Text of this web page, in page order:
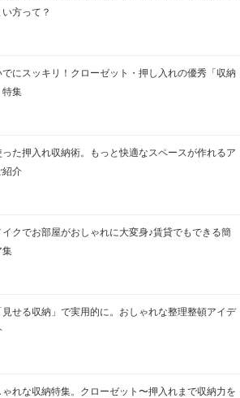
方って？
にスッキリ！クローゼット・押し入れの優秀「収納
特集
た押入れ収納術。もっと快適なスペースが作れるア
紹介
クでお部屋がおしゃれに大変身♪賃貸でもできる簡
集
せる収納」で実用的に。おしゃれな整理整頓アイデ
ゃれな収納特集。クローゼット〜押入れまで収納力を